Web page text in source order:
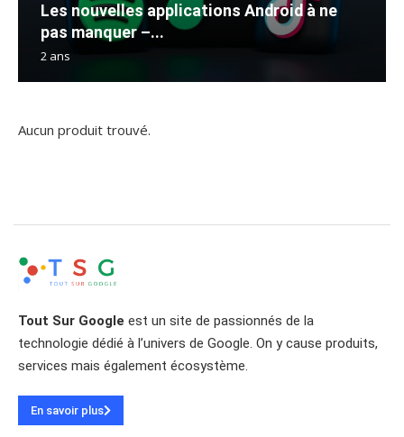
Les nouvelles applications Android à ne
pas manquer –...
2 ans
Aucun produit trouvé.
Tout Sur Google est un site de passionnés de la
technologie dédié à l’univers de Google. On y cause produits,
services mais également écosystème.
En savoir plus